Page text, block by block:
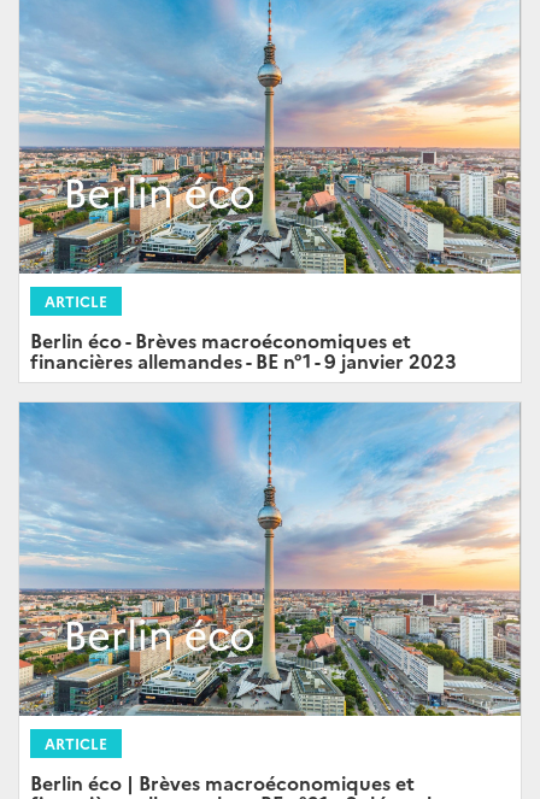
ARTICLE
Berlin éco - Brèves macroéconomiques et
financières allemandes - BE n°1 - 9 janvier 2023
ARTICLE
Berlin éco | Brèves macroéconomiques et